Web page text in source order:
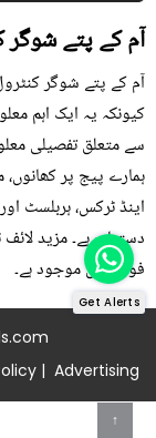
آم کے پتے شوگر
آم کے پتے شوگر
کیونکہ یہ ایک اہم
سے متعلق تفصیلی
ہمارے پیج پر کھانوں،
اینڈ ٹرکس، ہربلسٹ
دستیاب ہے۔ مزید
فوڈز میں موجود ہے۔
| Advertising
↑
Get Alerts